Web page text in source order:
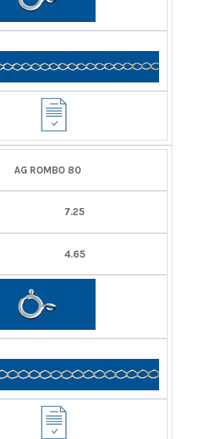
AG ROMBO 80
7.25
4.65